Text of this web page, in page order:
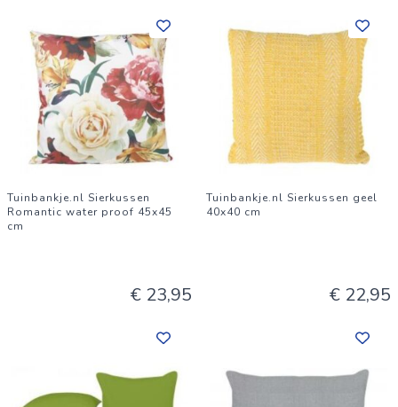
Tuinbankje.nl Sierkussen
Romantic water proof 45x45
cm
€ 23,95
Tuinbankje.nl Sierkussen geel
40x40 cm
€ 22,95